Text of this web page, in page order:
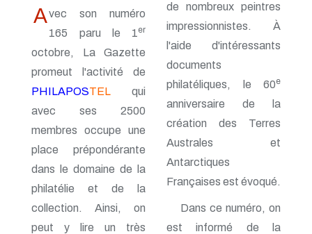
n° 151 - Avril 2012
n° 150 - Janvier 2012
n° 149 - Octobre 2011
n° 148 - Juillet 2011
n° 147 - Avril 2011
n° 146 - Janvier 2011
n° 144 - Juillet 2010
n° 143 - Avril 2010
n° 142 - Janvier 2010
n° 141 - Octobre 2009
n° 140 - Juillet 2009
n° 139 - Avril 2009
n° 137 - Octobre 2008
n° 136 - Juillet 2008
Avec son numéro
165 paru le 1er
octobre, La Gazette
promeut l'activité de
PHILAPOSTEL qui
avec ses 2500
membres occupe une
place prépondérante
dans le domaine de la
philatélie et de la
collection. Ainsi, on
peut y lire un très
de nombreux peintres
impressionnistes. À
l'aide d'intéressants
documents
philatéliques, le 60e
anniversaire de la
création des Terres
Australes et
Antarctiques
Françaises est évoqué.
Dans ce numéro, on
est informé de la